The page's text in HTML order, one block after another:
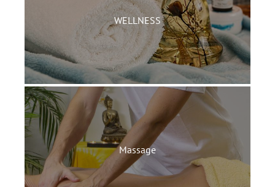
WELLNESS
Massage